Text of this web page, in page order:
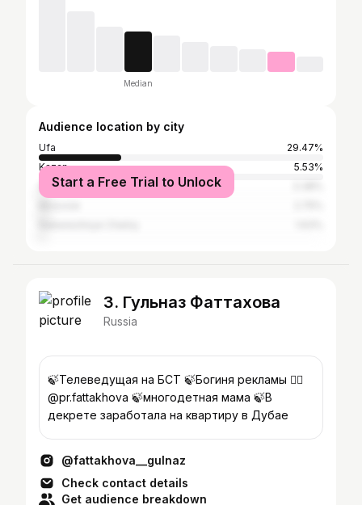
Median
Audience location by city
Ufa
29.47%
Kazan
5.53%
Sterlitamak
Start a Free Trial to Unlock
3. Гульназ Фаттахова
Russia
🍃Телеведущая на БСТ 🍃Богиня рекламы 👉🏼
@pr.fattakhova 🍃многодетная мама 🍃В
декрете заработала на квартиру в Дубае
@fattakhova__gulnaz
Check contact details
Get audience breakdown